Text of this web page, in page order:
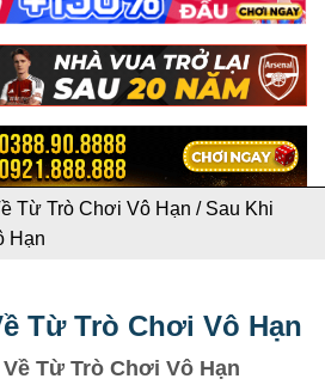
Từ Trò Chơi Vô Hạn / Sau Khi
Hạn
Từ Trò Chơi Vô Hạn
Từ Trò Chơi Vô Hạn